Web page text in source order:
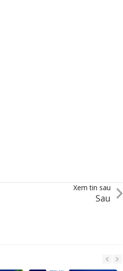
Xem tin sau
Sau